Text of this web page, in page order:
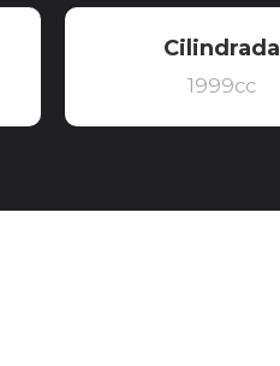
Cilindrada
1999cc